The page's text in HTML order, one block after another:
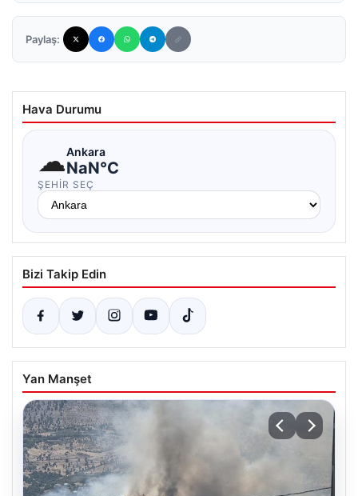
Paylaş:
Hava Durumu
☁Ankara
NaN°C
ŞEHIR SEÇ
Bizi Takip Edin
Yan Manşet